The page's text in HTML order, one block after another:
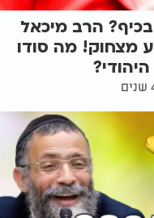
הרב מיכאל
מצחוק! מה סודו